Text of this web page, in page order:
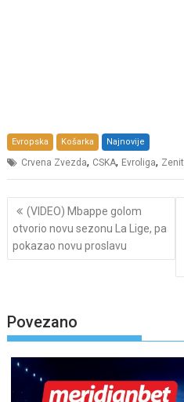
Evropska Košarka Najnovije
Crvena Zvezda, CSKA, Evroliga, Zenit
Post
navigation
(VIDEO) Mbappe golom
otvorio novu sezonu La Lige, pa
pokazao novu proslavu
Povezano